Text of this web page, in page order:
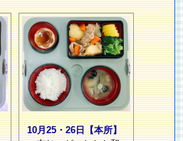
10月25・26日【本所】